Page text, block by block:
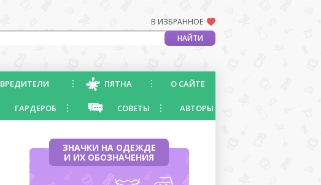
В ИЗБРАННОЕ
ВРЕДИТЕЛИ ПЯТНА О САЙТЕ
ГАРДЕРОБ СОВЕТЫ АВТОРЫ
ЗНАЧКИ НА ОДЕЖДЕ
И ИХ ОБОЗНАЧЕНИЯ